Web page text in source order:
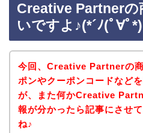
Creative Partnerの
いですよ♪(*´ﾉ(ﾟ∀ﾟ*)
今回、Creative Partnerの
ポンやクーポンコードなど
が、また何かCreative
報が分かったら記事にさせ
ね♪